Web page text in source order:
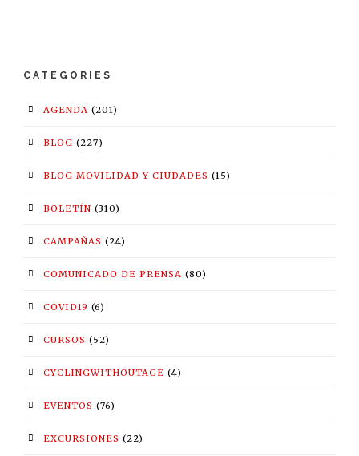
CATEGORIES
AGENDA (201)
BLOG (227)
BLOG MOVILIDAD Y CIUDADES (15)
BOLETÍN (310)
CAMPAÑAS (24)
COMUNICADO DE PRENSA (80)
COVID19 (6)
CURSOS (52)
CYCLINGWITHOUTAGE (4)
EVENTOS (76)
EXCURSIONES (22)